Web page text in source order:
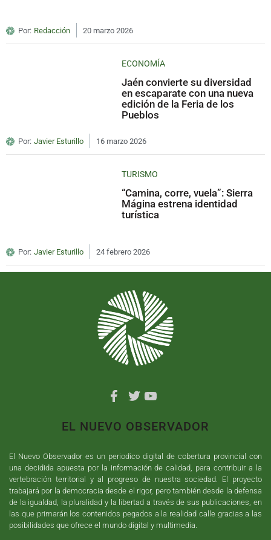
Por: Redacción 20 marzo 2026
ECONOMÍA
Jaén convierte su diversidad
en escaparate con una nueva
edición de la Feria de los
Pueblos
Por: Javier Esturillo 16 marzo 2026
TURISMO
“Camina, corre, vuela”: Sierra
Mágina estrena identidad
turística
Por: Javier Esturillo 24 febrero 2026
EL NUEVO OBSERVADOR
El Nuevo Observador es un periodico digital de cobertura provincial con
una decidida apuesta por la información de calidad, para contribuir a la
vertebración territorial y al progreso de nuestra sociedad. El proyecto
trabajará por la democracia desde el rigor, pero también desde la defensa
de la igualdad, la pluralidad y la libertad a través de sus publicaciones, en
las que primarán los contenidos pegados a la realidad calle gracias a las
posibilidades que ofrece el mundo digital y multimedia.